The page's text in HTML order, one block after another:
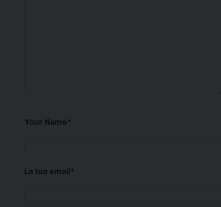
Your Name*
La tua email*